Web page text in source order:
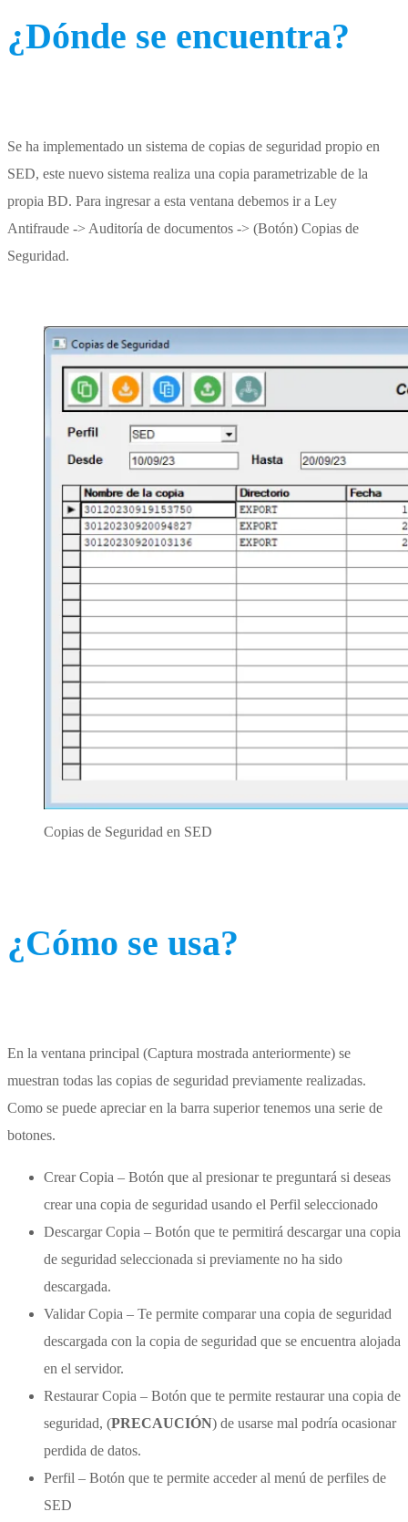
¿Dónde se encuentra?
Se ha implementado un sistema de copias de seguridad propio en
SED, este nuevo sistema realiza una copia parametrizable de la
propia BD. Para ingresar a esta ventana debemos ir a Ley
Antifraude -> Auditoría de documentos -> (Botón) Copias de
Seguridad.
Copias de Seguridad en SED
¿Cómo se usa?
En la ventana principal (Captura mostrada anteriormente) se
muestran todas las copias de seguridad previamente realizadas.
Como se puede apreciar en la barra superior tenemos una serie de
botones.
Crear Copia – Botón que al presionar te preguntará si deseas
crear una copia de seguridad usando el Perfil seleccionado
Descargar Copia – Botón que te permitirá descargar una copia
de seguridad seleccionada si previamente no ha sido
descargada.
Validar Copia – Te permite comparar una copia de seguridad
descargada con la copia de seguridad que se encuentra alojada
en el servidor.
Restaurar Copia – Botón que te permite restaurar una copia de
seguridad, (PRECAUCIÓN) de usarse mal podría ocasionar
perdida de datos.
Perfil – Botón que te permite acceder al menú de perfiles de
SED